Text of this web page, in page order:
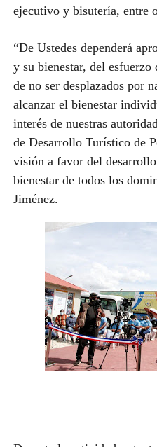
ejecutivo y bisutería, entre
“De Ustedes dependerá
y su bienestar, del esfuerzo
de no ser desplazados por
alcanzar el bienestar
interés de nuestras
de Desarrollo Turístico de
visión a favor del
bienestar de todos los
Jiménez.